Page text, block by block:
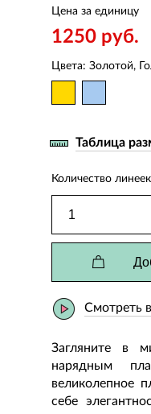
Цена за единицу
1250 руб.
Цвета: Золотой,
Таблица
Количество линеек
Смотреть
Загляните в
нарядным
великолепное
себе